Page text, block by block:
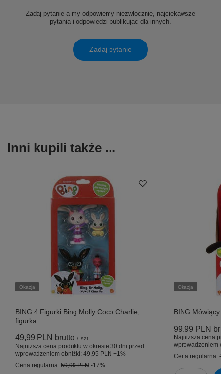
Zadaj pytanie a my odpowiemy niezwłocznie, najciekawsze
pytania i odpowiedzi publikując dla innych.
Zadaj pytanie
Inni kupili także ...
Okazja
BING 4 Figurki Bing Molly Coco Charlie,
figurka
49,99 PLN brutto / szt.
Najniższa cena produktu w okresie 30 dni przed
wprowadzeniem obniżki: 49,95 PLN +1%
Cena regularna: 59,99 PLN -17%
Okazja
BING
99,99 PLN
Najniższa cena
wprowadzeniem
Cena regularna: